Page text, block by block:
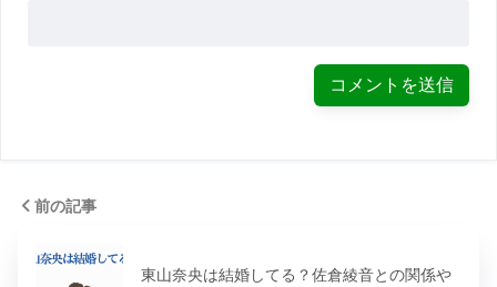
前の記事
東山奈央は結婚してる？佐倉綾音との関係や